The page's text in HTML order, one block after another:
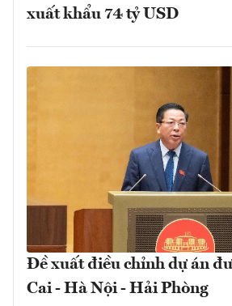
xuất khẩu 74 tỷ USD
Đề xuất điều chỉnh dự án
Cai - Hà Nội - Hải Phòng